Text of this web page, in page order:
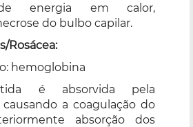
energia em calor,
do bulbo capilar.
Rosácea:
hemoglobina
é absorvida pela
a coagulação do
absorção dos